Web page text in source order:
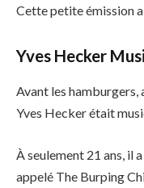
Cette petite émission
Yves Hecker
Avant les
Yves Hecker était
À seulement 21 ans, il
appelé The Burping